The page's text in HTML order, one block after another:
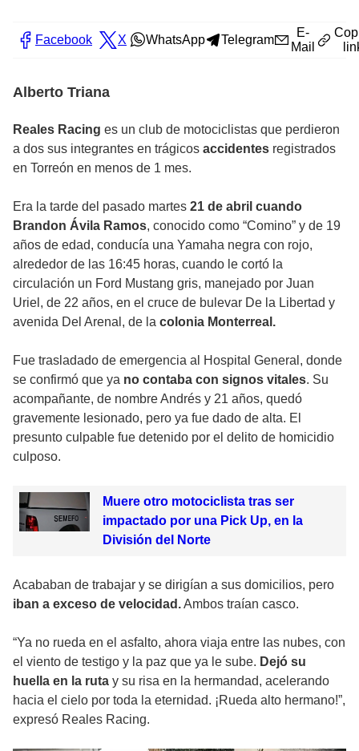
Facebook X WhatsApp Telegram
E-
Mail
Alberto Triana
Reales Racing es un club de motociclistas que perdieron
a dos sus integrantes en trágicos accidentes registrados
en Torreón en menos de 1 mes.
Era la tarde del pasado martes 21 de abril cuando
Brandon Ávila Ramos, conocido como “Comino” y de 19
años de edad, conducía una Yamaha negra con rojo,
alrededor de las 16:45 horas, cuando le cortó la
circulación un Ford Mustang gris, manejado por Juan
Uriel, de 22 años, en el cruce de bulevar De la Libertad y
avenida Del Arenal, de la colonia Monterreal.
Fue trasladado de emergencia al Hospital General, donde
se confirmó que ya no contaba con signos vitales. Su
acompañante, de nombre Andrés y 21 años, quedó
gravemente lesionado, pero ya fue dado de alta. El
presunto culpable fue detenido por el delito de homicidio
culposo.
Muere otro motociclista tras ser
impactado por una Pick Up, en la
División del Norte
Acababan de trabajar y se dirigían a sus domicilios, pero
iban a exceso de velocidad.Ambos traían casco.
“Ya no rueda en el asfalto, ahora viaja entre las nubes, con
el viento de testigo y la paz que ya le sube. Dejó su
huella en la ruta y su risa en la hermandad, acelerando
hacia el cielo por toda la eternidad. ¡Rueda alto hermano!”,
expresó Reales Racing.